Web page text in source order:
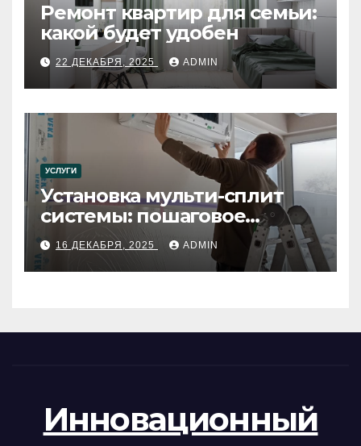
Ремонт квартир для семьи:
какой будет удобен
22 ДЕКАБРЯ, 2025 ADMIN
УСЛУГИ
Установка мульти-сплит
системы: пошаговое
руководство
16 ДЕКАБРЯ, 2025 ADMIN
Инновационный